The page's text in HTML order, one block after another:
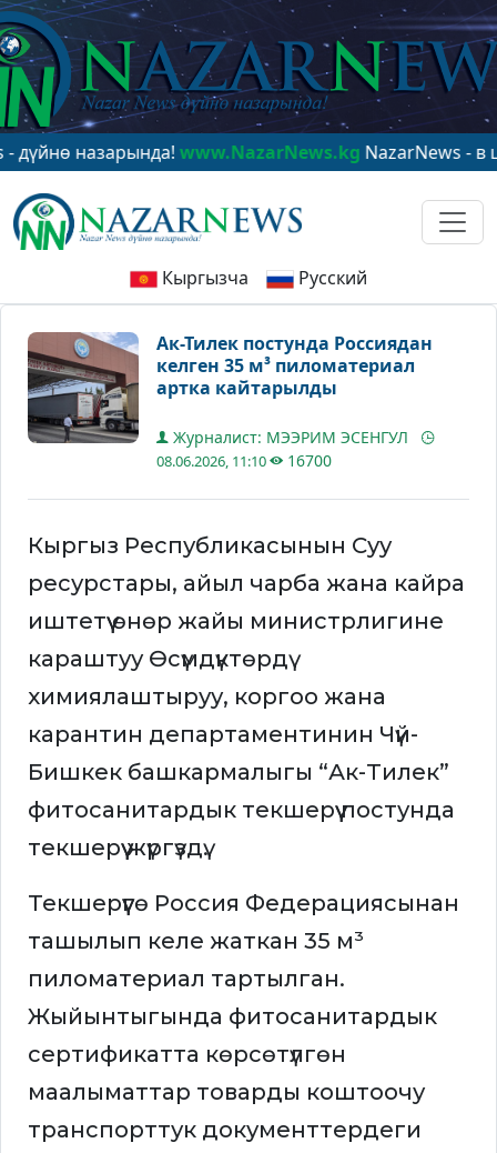
назарында!www.NazarNews.kgNazarNews - в
Кыргызча Русский
Ак-Тилек постунда Россиядан
келген 35 м³ пиломатериал
артка кайтарылды
Журналист: МЭЭРИМ ЭСЕНГУЛ
08.06.2026, 11:10 16700
Кыргыз Республикасынын Суу
ресурстары, айыл чарба жана кайра
иштетүү өнөр жайы министрлигине
караштуу Өсүмдүктөрдү
химиялаштыруу, коргоо жана
карантин департаментинин Чүй-
Бишкек башкармалыгы “Ак-Тилек”
фитосанитардык текшерүү постунда
текшерүү жүргүздү.
Текшерүүгө Россия Федерациясынан
ташылып келе жаткан 35 м³
пиломатериал тартылган.
Жыйынтыгында фитосанитардык
сертификатта көрсөтүлгөн
маалыматтар товарды коштоочу
транспорттук документтердеги